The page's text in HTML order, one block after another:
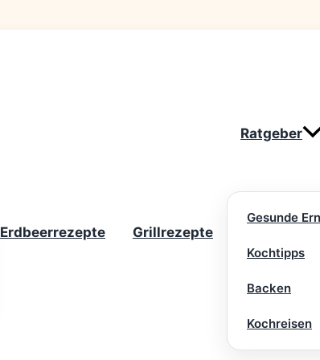
Erdbeerrezepte Grillrezepte
Ratgeber
Gesunde
Kochtipps
Backen
Kochreisen